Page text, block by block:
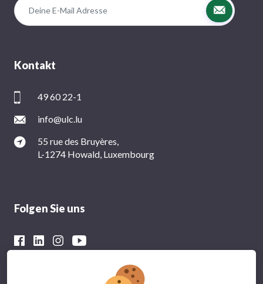
Kontakt
49 60 22-1
info@ulc.lu
55 rue des Bruyères,
L-1274 Howald, Luxembourg
Folgen Sie uns
Mit der finanziellen Unterstützung von